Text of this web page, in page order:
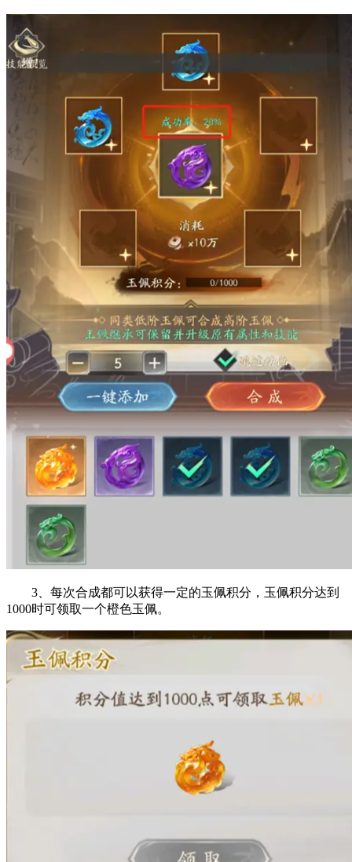
3、每次合成都可以获得一定的玉佩积分，玉佩积分达到
1000时可领取一个橙色玉佩。